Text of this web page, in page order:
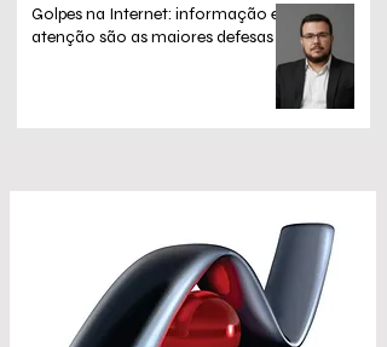
Golpes na Internet: informação e
atenção são as maiores defesas